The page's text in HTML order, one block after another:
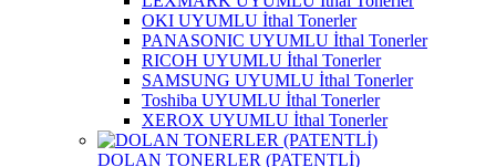
OKI UYUMLU İthal Tonerler
PANASONIC UYUMLU İthal Tonerler
RICOH UYUMLU İthal Tonerler
SAMSUNG UYUMLU İthal Tonerler
Toshiba UYUMLU İthal Tonerler
XEROX UYUMLU İthal Tonerler
DOLAN TONERLER (PATENTLİ)